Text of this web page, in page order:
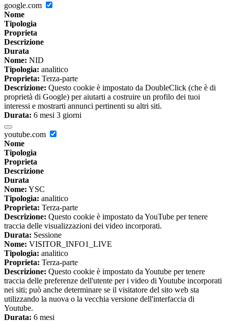
google.com
Nome
Tipologia
Proprieta
Descrizione
Durata
Nome: NID
Tipologia: analitico
Proprieta: Terza-parte
Descrizione: Questo cookie è impostato da DoubleClick (che è di
proprietà di Google) per aiutarti a costruire un profilo dei tuoi
interessi e mostrarti annunci pertinenti su altri siti.
Durata: 6 mesi 3 giorni
youtube.com
Nome
Tipologia
Proprieta
Descrizione
Durata
Nome: YSC
Tipologia: analitico
Proprieta: Terza-parte
Descrizione: Questo cookie è impostato da YouTube per tenere
traccia delle visualizzazioni dei video incorporati.
Durata: Sessione
Nome: VISITOR_INFO1_LIVE
Tipologia: analitico
Proprieta: Terza-parte
Descrizione: Questo cookie è impostato da Youtube per tenere
traccia delle preferenze dell'utente per i video di Youtube incorporati
nei siti; può anche determinare se il visitatore del sito web sta
utilizzando la nuova o la vecchia versione dell'interfaccia di
Youtube.
Durata: 6 mesi